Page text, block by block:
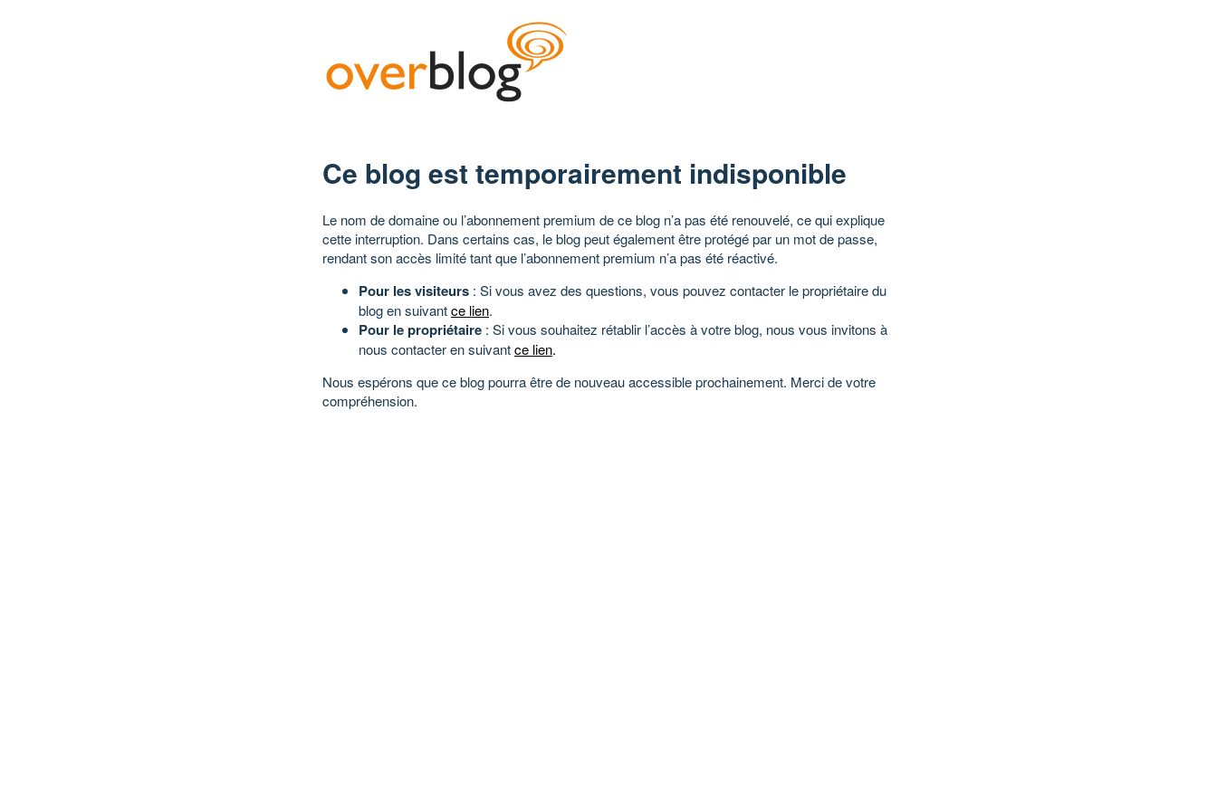
Ce blog est temporairement indisponible
Le nom de domaine ou l’abonnement premium de ce blog n’a pas été renouvelé, ce qui explique
cette interruption. Dans certains cas, le blog peut également être protégé par un mot de passe,
rendant son accès limité tant que l’abonnement premium n’a pas été réactivé.
Pour les visiteurs : Si vous avez des questions, vous pouvez contacter le propriétaire du
blog en suivantce lien.
Pour le propriétaire : Si vous souhaitez rétablir l’accès à votre blog, nous vous invitons à
nous contacter en suivantce lien.
Nous espérons que ce blog pourra être de nouveau accessible prochainement. Merci de votre
compréhension.